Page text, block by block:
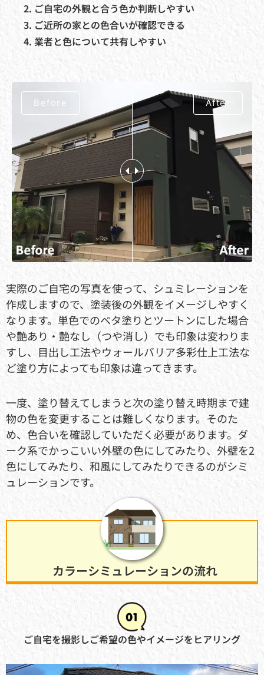
ご自宅の外観と合う色か判断しやすい
ご近所の家との色合いが確認できる
業者と色について共有しやすい
実際のご自宅の写真を使って、シュミレーションを
作成しますので、塗装後の外観をイメージしやすく
なります。単色でのベタ塗りとツートンにした場合
や艶あり・艶なし（つや消し）でも印象は変わりま
すし、目出し工法やウォールバリア多彩仕上工法な
ど塗り方によっても印象は違ってきます。
一度、塗り替えてしまうと次の塗り替え時期まで建
物の色を変更することは難しくなります。そのた
め、色合いを確認していただく必要があります。ダ
ーク系でかっこいい外壁の色にしてみたり、外壁を2
色にしてみたり、和風にしてみたりできるのがシミ
ュレーションです。
カラーシミュレーションの流れ
ご自宅を撮影しご希望の色やイメージをヒアリング